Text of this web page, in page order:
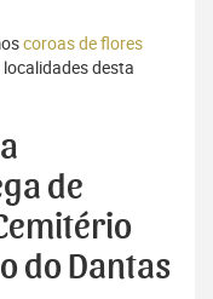
coroas de flores
desta
de
do Dantas